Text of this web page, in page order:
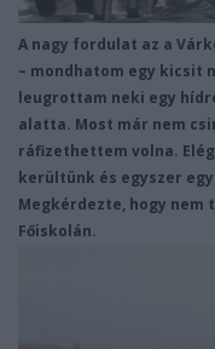
A nagy fordulat az a
– mondhatom egy kicsit
leugrottam neki egy
alatta. Most már nem
ráfizethettem volna.
kerültünk és egyszer
Megkérdezte, hogy nem
Főiskolán.